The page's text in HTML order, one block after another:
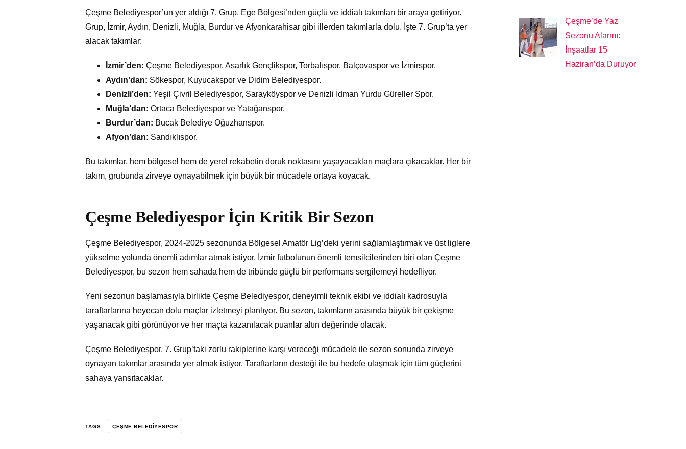
Çeşme Belediyespor’un yer aldığı 7. Grup, Ege Bölgesi’nden güçlü ve iddialı takımları bir araya getiriyor.
Grup, İzmir, Aydın, Denizli, Muğla, Burdur ve Afyonkarahisar gibi illerden takımlarla dolu. İşte 7. Grup’ta yer
alacak takımlar:
İzmir’den: Çeşme Belediyespor, Asarlık Gençlikspor, Torbalıspor, Balçovaspor ve İzmirspor.
Aydın’dan: Sökespor, Kuyucakspor ve Didim Belediyespor.
Denizli’den: Yeşil Çivril Belediyespor, Sarayköyspor ve Denizli İdman Yurdu Güreller Spor.
Muğla’dan: Ortaca Belediyespor ve Yatağanspor.
Burdur’dan: Bucak Belediye Oğuzhanspor.
Afyon’dan: Sandıklıspor.
Bu takımlar, hem bölgesel hem de yerel rekabetin doruk noktasını yaşayacakları maçlara çıkacaklar. Her bir
takım, grubunda zirveye oynayabilmek için büyük bir mücadele ortaya koyacak.
Çeşme Belediyespor İçin Kritik Bir Sezon
Çeşme Belediyespor, 2024-2025 sezonunda Bölgesel Amatör Lig’deki yerini sağlamlaştırmak ve üst liglere
yükselme yolunda önemli adımlar atmak istiyor. İzmir futbolunun önemli temsilcilerinden biri olan Çeşme
Belediyespor, bu sezon hem sahada hem de tribünde güçlü bir performans sergilemeyi hedefliyor.
Yeni sezonun başlamasıyla birlikte Çeşme Belediyespor, deneyimli teknik ekibi ve iddialı kadrosuyla
taraftarlarına heyecan dolu maçlar izletmeyi planlıyor. Bu sezon, takımların arasında büyük bir çekişme
yaşanacak gibi görünüyor ve her maçta kazanılacak puanlar altın değerinde olacak.
Çeşme Belediyespor, 7. Grup’taki zorlu rakiplerine karşı vereceği mücadele ile sezon sonunda zirveye
oynayan takımlar arasında yer almak istiyor. Taraftarların desteği ile bu hedefe ulaşmak için tüm güçlerini
sahaya yansıtacaklar.
TAGS: ÇEŞME BELEDIYESPOR
Çeşme’de Yaz
Sezonu Alarmı:
İnşaatlar 15
Haziran’da Duruyor